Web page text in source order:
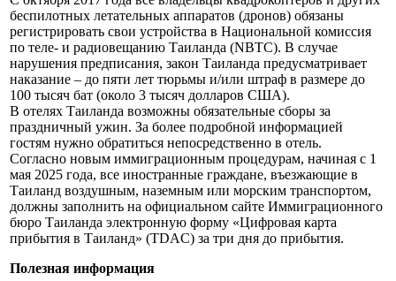
беспилотных летательных аппаратов (дронов) обязаны
регистрировать свои устройства в Национальной комиссия
по теле- и радиовещанию Таиланда (NBTC). В случае
нарушения предписания, закон Таиланда предусматривает
наказание – до пяти лет тюрьмы и/или штраф в размере до
100 тысяч бат (около 3 тысяч долларов США).
В отелях Таиланда возможны обязательные сборы за
праздничный ужин. За более подробной информацией
гостям нужно обратиться непосредственно в отель.
Согласно новым иммиграционным процедурам, начиная с 1
мая 2025 года, все иностранные граждане, въезжающие в
Таиланд воздушным, наземным или морским транспортом,
должны заполнить на официальном сайте Иммиграционного
бюро Таиланда электронную форму «Цифровая карта
прибытия в Таиланд» (TDAC) за три дня до прибытия.
Полезная информация